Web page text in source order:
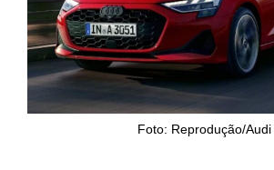
Foto: Reprodução/Audi